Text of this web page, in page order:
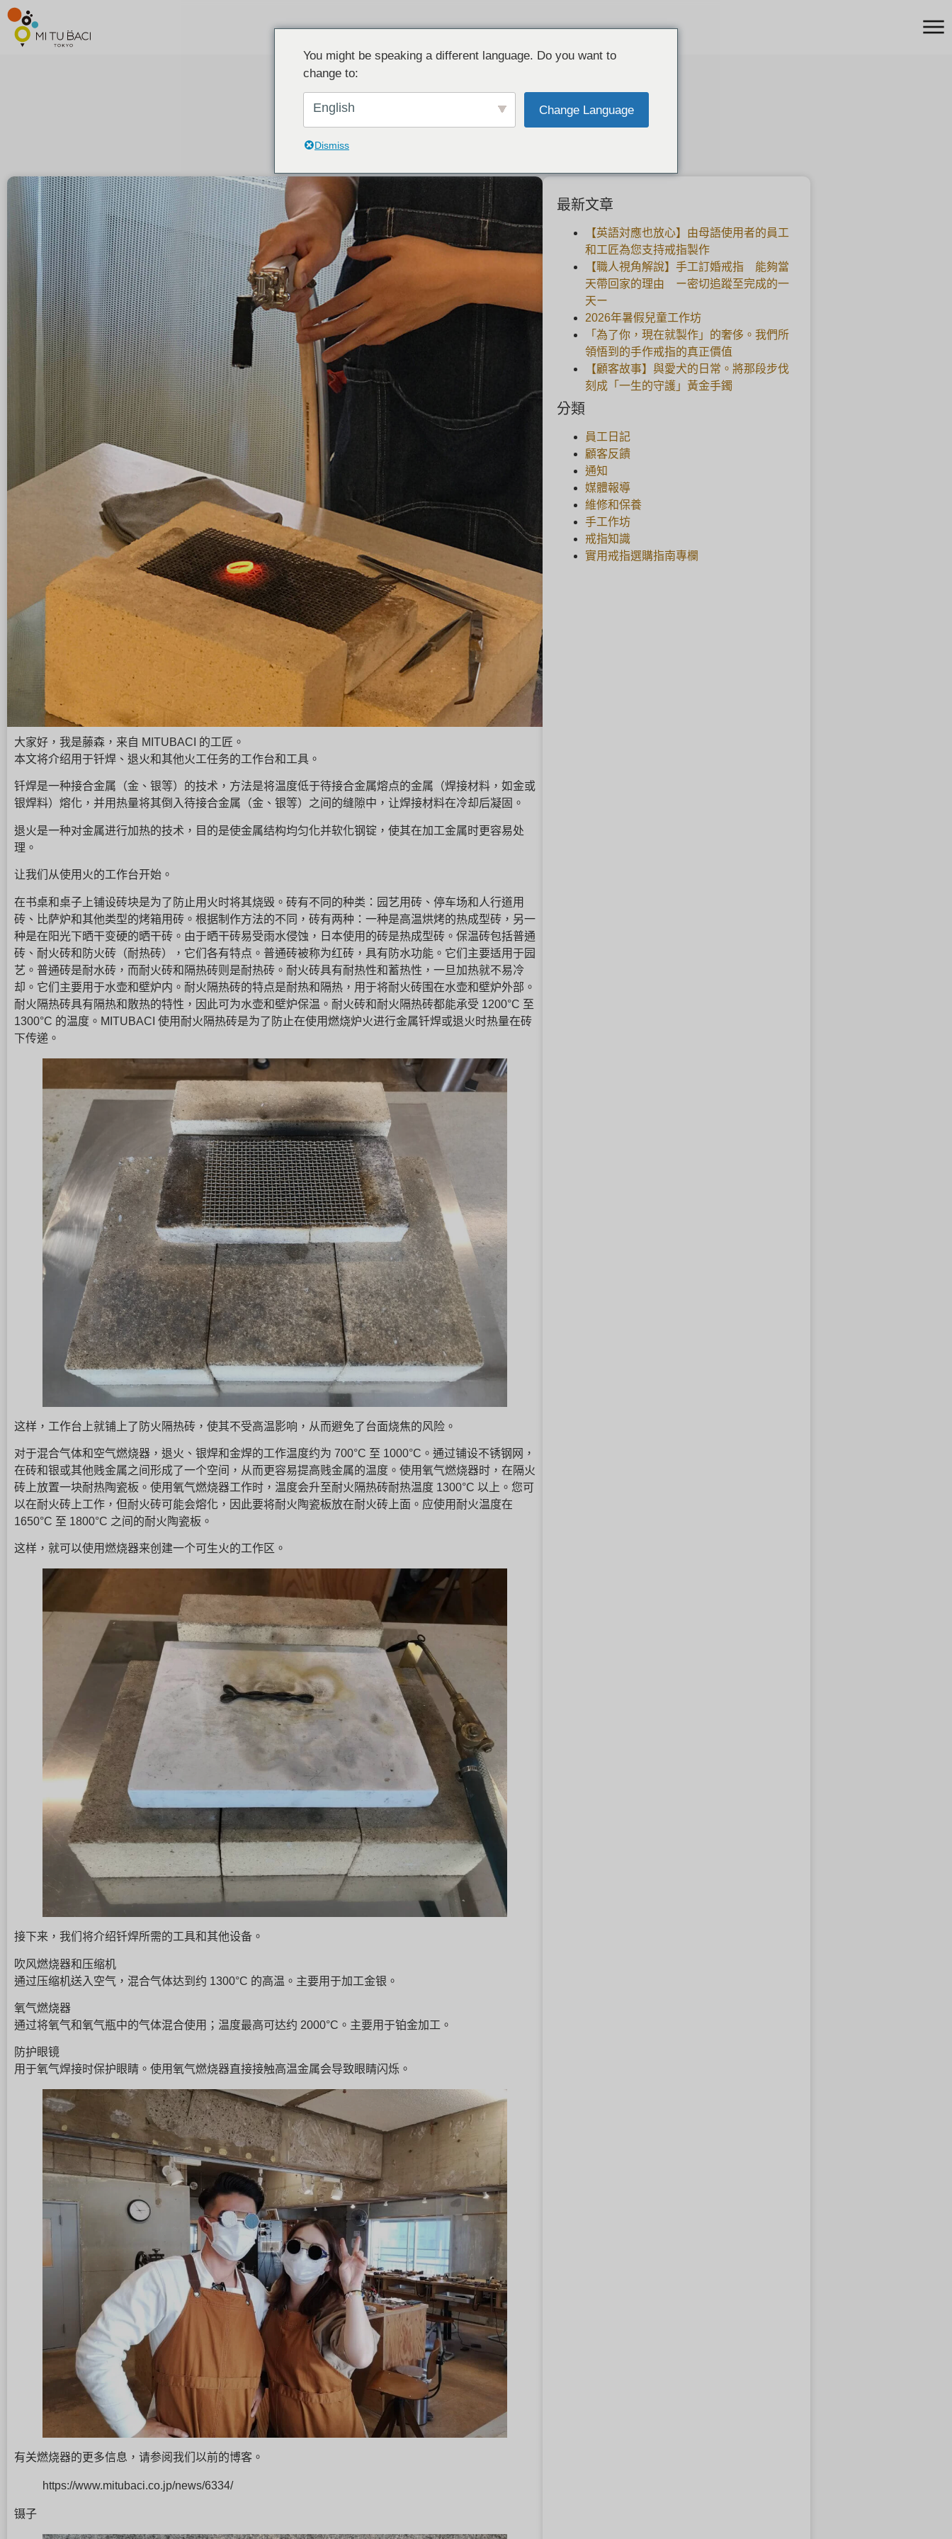
谈及用于钎焊的防火工作台和工具。
大家好，我是藤森，来自 MITUBACI 的工匠。
本文将介绍用于钎焊、退火和其他火工任务的工作台和工具。
钎焊是一种接合金属（金、银等）的技术，方法是将温度低于待接合金属熔点的金属（焊接材料，如金或
银焊料）熔化，并用热量将其倒入待接合金属（金、银等）之间的缝隙中，让焊接材料在冷却后凝固。
退火是一种对金属进行加热的技术，目的是使金属结构均匀化并软化钢锭，使其在加工金属时更容易处
理。
让我们从使用火的工作台开始。
在书桌和桌子上铺设砖块是为了防止用火时将其烧毁。砖有不同的种类：园艺用砖、停车场和人行道用
砖、比萨炉和其他类型的烤箱用砖。根据制作方法的不同，砖有两种：一种是高温烘烤的热成型砖，另一
种是在阳光下晒干变硬的晒干砖。由于晒干砖易受雨水侵蚀，日本使用的砖是热成型砖。保温砖包括普通
砖、耐火砖和防火砖（耐热砖），它们各有特点。普通砖被称为红砖，具有防水功能。它们主要适用于园
艺。普通砖是耐水砖，而耐火砖和隔热砖则是耐热砖。耐火砖具有耐热性和蓄热性，一旦加热就不易冷
却。它们主要用于水壶和壁炉内。耐火隔热砖的特点是耐热和隔热，用于将耐火砖围在水壶和壁炉外部。
耐火隔热砖具有隔热和散热的特性，因此可为水壶和壁炉保温。耐火砖和耐火隔热砖都能承受 1200°C 至
1300°C 的温度。MITUBACI 使用耐火隔热砖是为了防止在使用燃烧炉火进行金属钎焊或退火时热量在砖
下传递。
这样，工作台上就铺上了防火隔热砖，使其不受高温影响，从而避免了台面烧焦的风险。
对于混合气体和空气燃烧器，退火、银焊和金焊的工作温度约为 700°C 至 1000°C。通过铺设不锈钢网，
在砖和银或其他贱金属之间形成了一个空间，从而更容易提高贱金属的温度。使用氧气燃烧器时，在隔火
砖上放置一块耐热陶瓷板。使用氧气燃烧器工作时，温度会升至耐火隔热砖耐热温度 1300°C 以上。您可
以在耐火砖上工作，但耐火砖可能会熔化，因此要将耐火陶瓷板放在耐火砖上面。应使用耐火温度在
1650°C 至 1800°C 之间的耐火陶瓷板。
这样，就可以使用燃烧器来创建一个可生火的工作区。
接下来，我们将介绍钎焊所需的工具和其他设备。
吹风燃烧器和压缩机
通过压缩机送入空气，混合气体达到约 1300°C 的高温。主要用于加工金银。
氧气燃烧器
通过将氧气和氧气瓶中的气体混合使用；温度最高可达约 2000°C。主要用于铂金加工。
防护眼镜
用于氧气焊接时保护眼睛。使用氧气燃烧器直接接触高温金属会导致眼睛闪烁。
有关燃烧器的更多信息，请参阅我们以前的博客。
https://www.mitubaci.co.jp/news/6334/
镊子
最新文章
【英語対應也放心】由母語使用者的員工
和工匠為您支持戒指製作
【職人視角解說】手工訂婚戒指 能夠當
天帶回家的理由 ー密切追蹤至完成的一
天ー
2026年暑假兒童工作坊
「為了你，現在就製作」的奢侈。我們所
領悟到的手作戒指的真正價值
【顧客故事】與愛犬的日常。將那段步伐
刻成「一生的守護」黃金手鐲
分類
員工日記
顧客反饋
通知
媒體報導
維修和保養
手工作坊
戒指知識
實用戒指選購指南專欄
You might be speaking a different language. Do you want to
change to:
English Change Language
Dismiss